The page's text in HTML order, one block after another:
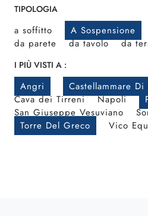
TIPOLOGIA
a soffitto A Sospensione
da parete
da tavolo da
I PIÙ VISTI A :
Angri
Castellammare Di
Cava dei Tirreni
Napoli
San Giuseppe Vesuviano
Torre Del Greco
Vico